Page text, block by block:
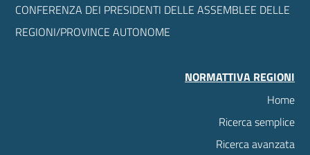
CONFERENZA DEI PRESIDENTI DELLE ASSEMBLEE DELLE
REGIONI/PROVINCE AUTONOME
NORMATTIVA REGIONI
Home
Ricerca semplice
Ricerca avanzata